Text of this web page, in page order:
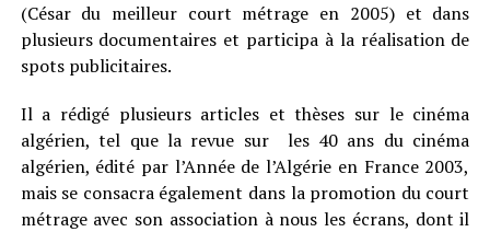
(César du meilleur court métrage en 2005) et dans
plusieurs documentaires et participa à la réalisation de
spots publicitaires.
Il a rédigé plusieurs articles et thèses sur le cinéma
algérien, tel que la revue sur les 40 ans du cinéma
algérien, édité par l’Année de l’Algérie en France 2003,
mais se consacra également dans la promotion du court
métrage avec son association à nous les écrans, dont il